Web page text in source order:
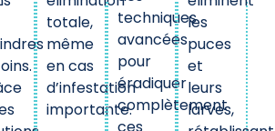
totale,
même
en cas
d’infestation
importante.
techniques
avancées
pour
éradiquer
complètement
les
puces
et
leurs
larves,